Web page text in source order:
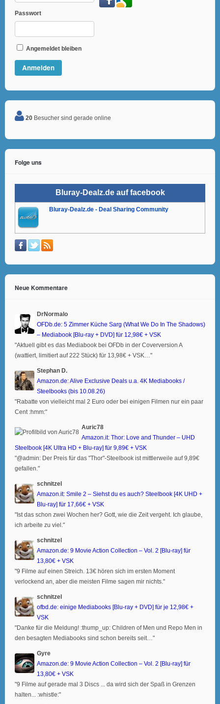
Passwort
Angemeldet bleiben
20 Besucher sind gerade online
Folge uns
Bluray-Dealz.de auf facebook
Bluray-Dealz.de - Deal Sharing Community
Neue Kommentare
DrNormalo
OFDb.de: 5 Zimmer Küche Sarg (What We Do In The Shadows)
– Mediabook [Blu-ray + DVD] für 12,98€ + VSK
"Aktuell gibt es das Mediabook bei OFDb in der Coverversion A
(wattiert, limitiert auf 222 Stück) für 13,98€ + VSK…"
Stephan D.
Amazon.de: Alive Exclusive Deals u.a. 4K Mediabooks /
Steelbooks (bis 10.08.26)
"Rabatte von vielleicht mal 2 Euro oder bei einigen Filmen nur ein paar
Cent :hmm:"
Auric78
Amazon.it: Thor: Love and Thunder – UHD
Steelbook [4K Ultra HD + Blu-ray] für 9,89€ + VSK
"@admin: Der Preis für das "Thor"-Steelbook ist mittlerweile auf 9,89€
gefallen."
schnitzel
Amazon.it: Smile 2 – Siehst du es auch? Steelbook [4K UHD +
Blu-ray] für 17,66€ + VSK
"Ist das schon zwei Wochen her? Gott, wie die Zeit vergeht. Ich glaube,
ich arbeite zu viel."
schnitzel
Amazon.de: 9 Movie Action Collection – Vol. 2 [Blu-ray] für
13,80€ + VSK
"9 Filme auf einen Streich. 13€ hören sich im ersten Moment
verlockend an, aber die meisten Filme sagen mir nichts."
schnitzel
ofbd.de: einige Mediabooks [Blu-ray + DVD] für je 12,98€ +
VSK
"Danke für die Meldung! :thump_up: Children of Men und Repo Men in
den besagten Mediabooks sind schon bereits seit…"
Gyre
Amazon.de: 9 Movie Action Collection – Vol. 2 [Blu-ray] für
13,80€ + VSK
"9 Filme auf gerade mal 3 Discs ... da wird sich der Spaß in Grenzen
halten... :whistle:"